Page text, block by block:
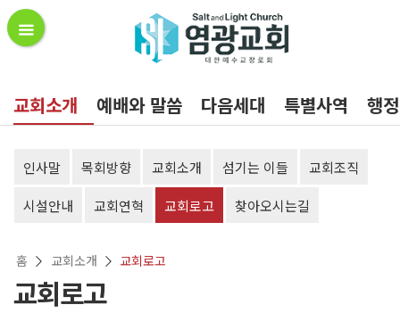
교회소개 예배와 말씀 다음세대 특별사역 행
인사말 목회방향 교회소개 섬기는 이들 교회조직
시설안내 교회연혁 교회로고 찾아오시는길
홈 교회소개 교회로고
교회로고